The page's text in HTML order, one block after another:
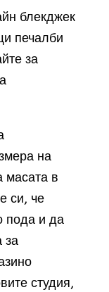
блекджек
печалби
за
на
масата в
си, че
пода и да
за
студия,